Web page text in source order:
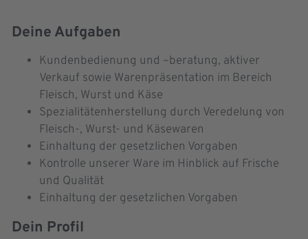
Deine Aufgaben
Kundenbedienung und –beratung, aktiver
Verkauf sowie Warenpräsentation im Bereich
Fleisch, Wurst und Käse
Spezialitätenherstellung durch Veredelung von
Fleisch-, Wurst- und Käsewaren
Einhaltung der gesetzlichen Vorgaben
Kontrolle unserer Ware im Hinblick auf Frische
und Qualität
Einhaltung der gesetzlichen Vorgaben
Dein Profil